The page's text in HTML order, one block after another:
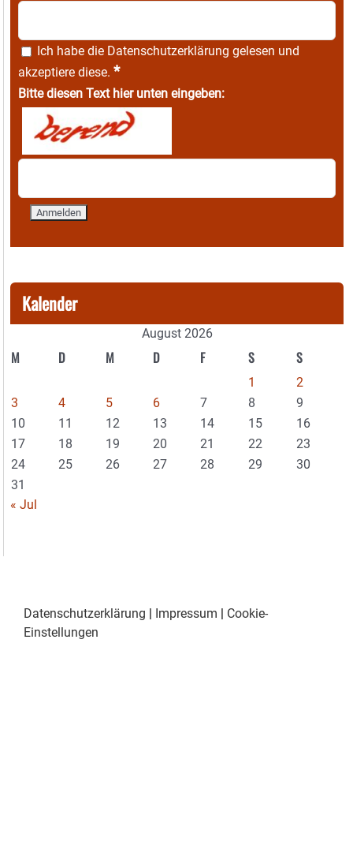
Ich habe die Datenschutzerklärung gelesen und
akzeptiere diese. *
Bitte diesen Text hier unten eingeben:
Kalender
August 2026
M D M D F S S
1
2
3
4 5 6 7 8
9
10
11 12 13 14 15
16
17
18 19 20 21 22
23
24
25 26 27 28 29
30
31
« Jul
Datenschutzerklärung Impressum
Cookie-
Einstellungen